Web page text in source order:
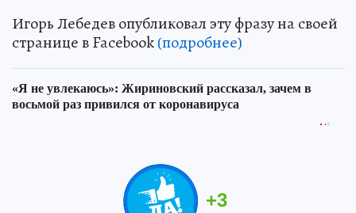
Игорь Лебедев опубликовал эту фразу на своей
странице в Facebook(подробнее)
+3